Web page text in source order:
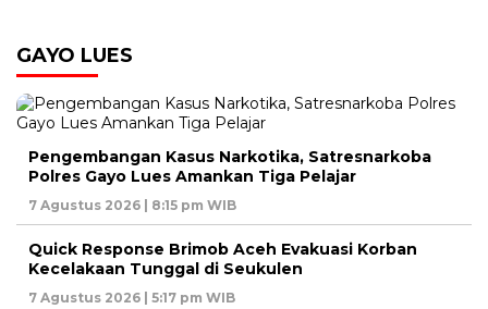
GAYO LUES
Pengembangan Kasus Narkotika, Satresnarkoba
Polres Gayo Lues Amankan Tiga Pelajar
7 Agustus 2026 | 8:15 pm WIB
Quick Response Brimob Aceh Evakuasi Korban
Kecelakaan Tunggal di Seukulen
7 Agustus 2026 | 5:17 pm WIB